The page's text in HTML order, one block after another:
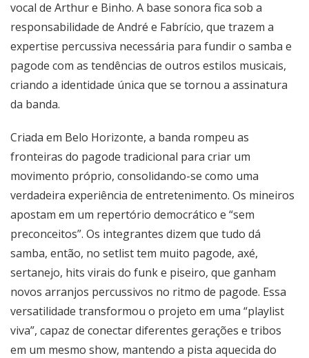
vocal de Arthur e Binho. A base sonora fica sob a
responsabilidade de André e Fabrício, que trazem a
expertise percussiva necessária para fundir o samba e
pagode com as tendências de outros estilos musicais,
criando a identidade única que se tornou a assinatura
da banda.
Criada em Belo Horizonte, a banda rompeu as
fronteiras do pagode tradicional para criar um
movimento próprio, consolidando-se como uma
verdadeira experiência de entretenimento. Os mineiros
apostam em um repertório democrático e “sem
preconceitos”. Os integrantes dizem que tudo dá
samba, então, no setlist tem muito pagode, axé,
sertanejo, hits virais do funk e piseiro, que ganham
novos arranjos percussivos no ritmo de pagode. Essa
versatilidade transformou o projeto em uma “playlist
viva”, capaz de conectar diferentes gerações e tribos
em um mesmo show, mantendo a pista aquecida do